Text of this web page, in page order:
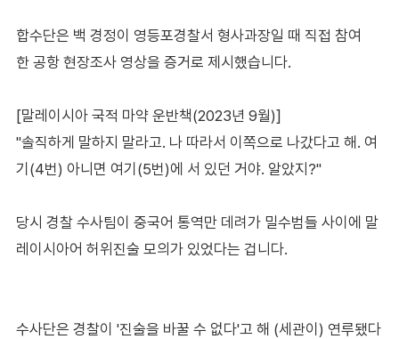
합수단은 백 경정이 영등포경찰서 형사과장일 때 직접 참여
한 공항 현장조사 영상을 증거로 제시했습니다.
[말레이시아 국적 마약 운반책(2023년 9월)]
"솔직하게 말하지 말라고. 나 따라서 이쪽으로 나갔다고 해. 여
기(4번) 아니면 여기(5번)에 서 있던 거야. 알았지?"
당시 경찰 수사팀이 중국어 통역만 데려가 밀수범들 사이에 말
레이시아어 허위진술 모의가 있었다는 겁니다.
수사단은 경찰이 '진술을 바꿀 수 없다'고 해 (세관이) 연루됐다